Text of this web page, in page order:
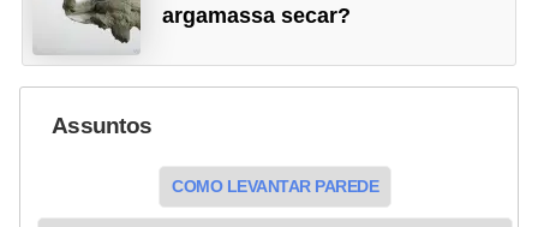
argamassa secar?
Assuntos
COMO LEVANTAR PAREDE